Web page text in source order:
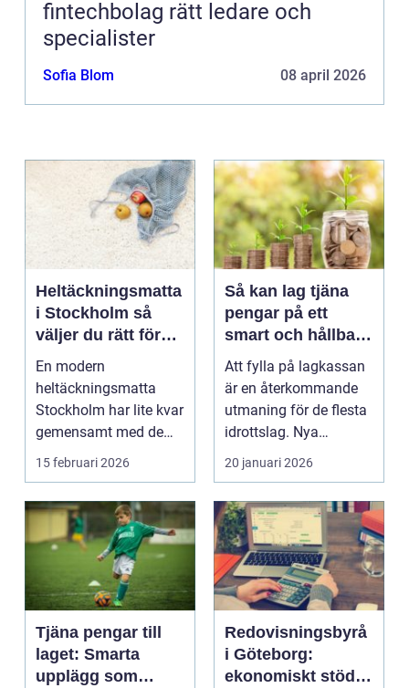
fintechbolag rätt ledare och
specialister
Sofia Blom 08 april 2026
Heltäckningsmatta
i Stockholm så
väljer du rätt för
hem och kontor
En modern
heltäckningsmatta
Stockholm har lite kvar
gemensamt med de
platta, trista varianter
15 februari 2026
Så kan lag tjäna
pengar på ett
smart och hållbart
sätt
Att fylla på lagkassan
är en återkommande
utmaning för de flesta
idrottslag. Nya
matchställ, cuper, ...
20 januari 2026
Tjäna pengar till
laget: Smarta
upplägg som
Redovisningsbyrå
i Göteborg:
ekonomiskt stöd